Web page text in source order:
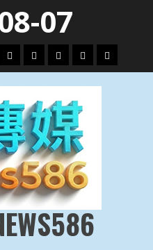
07
娛
樂
劇
政
治
國
際
運
動
生
活